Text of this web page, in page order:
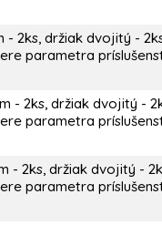
- 2ks, držiak dvojitý -
parametra
- 2ks, držiak dvojitý -
parametra
- 2ks, držiak dvojitý -
parametra